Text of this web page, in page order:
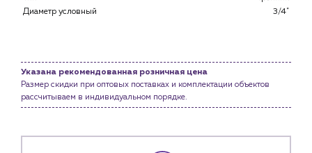
Портфолио
Диаметр условный
3/4"
Указана рекомендованная розничная цена
Размер скидки при оптовых поставках и комплектации объектов
рассчитываем в индивидуальном порядке.